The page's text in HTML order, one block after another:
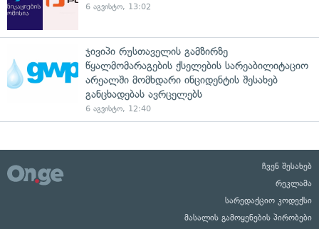
6 აგვისტო, 13:02
ჯივიპი რუსთაველის გამზირზე
წყალმომარაგების ქსელების სარეაბილიტაციო
არეალში მომხდარი ინციდენტის შესახებ
განცხადებას ავრცელებს
6 აგვისტო, 12:40
ჩვენ შესახებ
რეკლამა
სარედაქციო კოდექსი
მასალის გამოყენების პირობები